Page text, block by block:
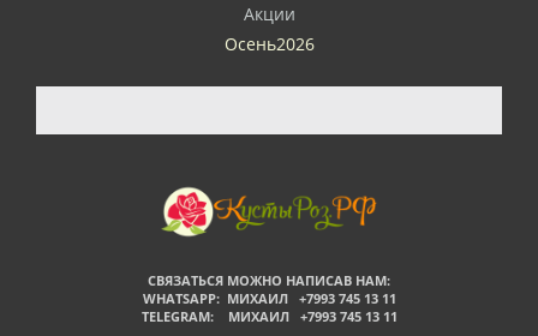
Акции
Осень2026
СВЯЗАТЬСЯ МОЖНО НАПИСАВ НАМ:
WHATSAPP: МИХАИЛ +7993 745 13 11
TELEGRAM: МИХАИЛ +7993 745 13 11